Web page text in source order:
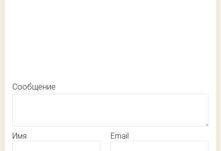
Сообщение
Имя Email